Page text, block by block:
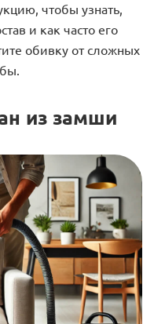
чтобы узнать,
и как часто его
обивку от сложных
из замши